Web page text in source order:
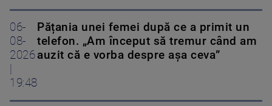
06-
08-
2026
19:48
Pățania unei femei după ce a primit un
telefon. „Am început să tremur când am
auzit că e vorba despre așa ceva”